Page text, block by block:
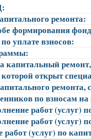
ремонта:
формирования
уплате взносов:
капитальный
открыт
по взносам
работ (услуг)
работ
(услуг) по